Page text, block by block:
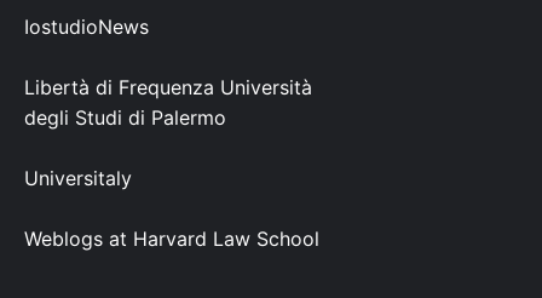
IostudioNews
Libertà di Frequenza Università
degli Studi di Palermo
Universitaly
Weblogs at Harvard Law School